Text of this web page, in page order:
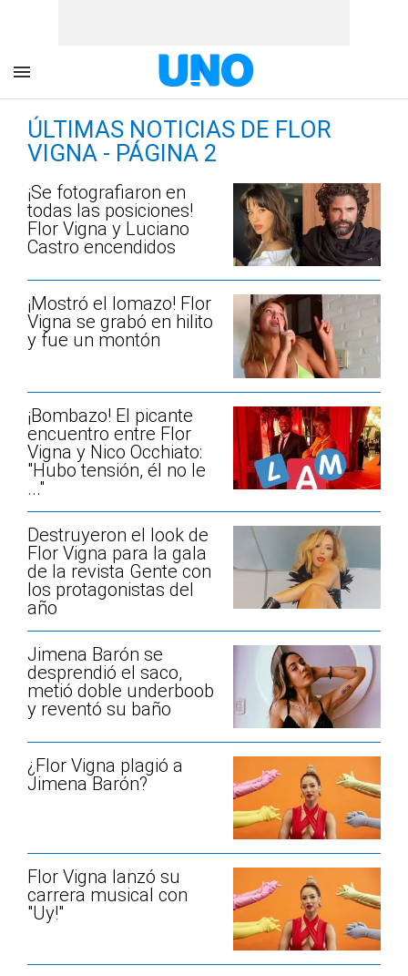
ÚLTIMAS NOTICIAS DE FLOR
VIGNA - PÁGINA 2
¡Se fotografiaron en
todas las posiciones!
Flor Vigna y Luciano
Castro encendidos
¡Mostró el lomazo! Flor
Vigna se grabó en hilito
y fue un montón
¡Bombazo! El picante
encuentro entre Flor
Vigna y Nico Occhiato:
"Hubo tensión, él no le
..."
Destruyeron el look de
Flor Vigna para la gala
de la revista Gente con
los protagonistas del
año
Jimena Barón se
desprendió el saco,
metió doble underboob
y reventó su baño
¿Flor Vigna plagió a
Jimena Barón?
Flor Vigna lanzó su
carrera musical con
"Uy!"